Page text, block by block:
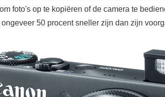
foto's op te kopiëren of de camera te
50 procent sneller zijn dan zijn